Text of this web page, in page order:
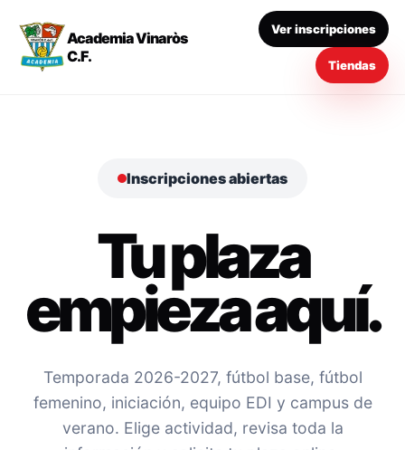
Academia Vinaròs
C.F.
Ver inscripciones
Tiendas
Inscripciones abiertas
Tu plaza
empieza aquí.
Temporada 2026-2027, fútbol base, fútbol
femenino, iniciación, equipo EDI y campus de
verano. Elige actividad, revisa toda la